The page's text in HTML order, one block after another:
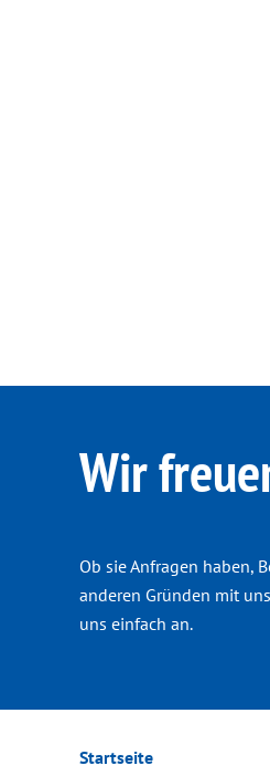
Wir
Ob sie Anfragen haben,
anderen Gründen mit
uns einfach an.
Startseite